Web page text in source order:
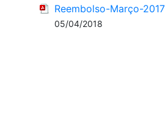
Reembolso-Março-2017
05/04/2018